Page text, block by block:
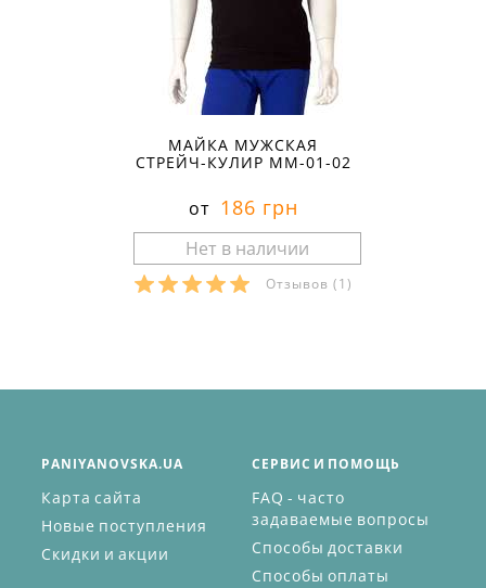
МАЙКА МУЖСКАЯ
СТРЕЙЧ-КУЛИР ММ-01-02
от 186 грн
Отзывов (1)
PANIYANOVSKA.UA
Карта сайта
Новые поступления
Скидки и акции
СЕРВИС И ПОМОЩЬ
FAQ - часто
задаваемые вопросы
Способы доставки
Способы оплаты